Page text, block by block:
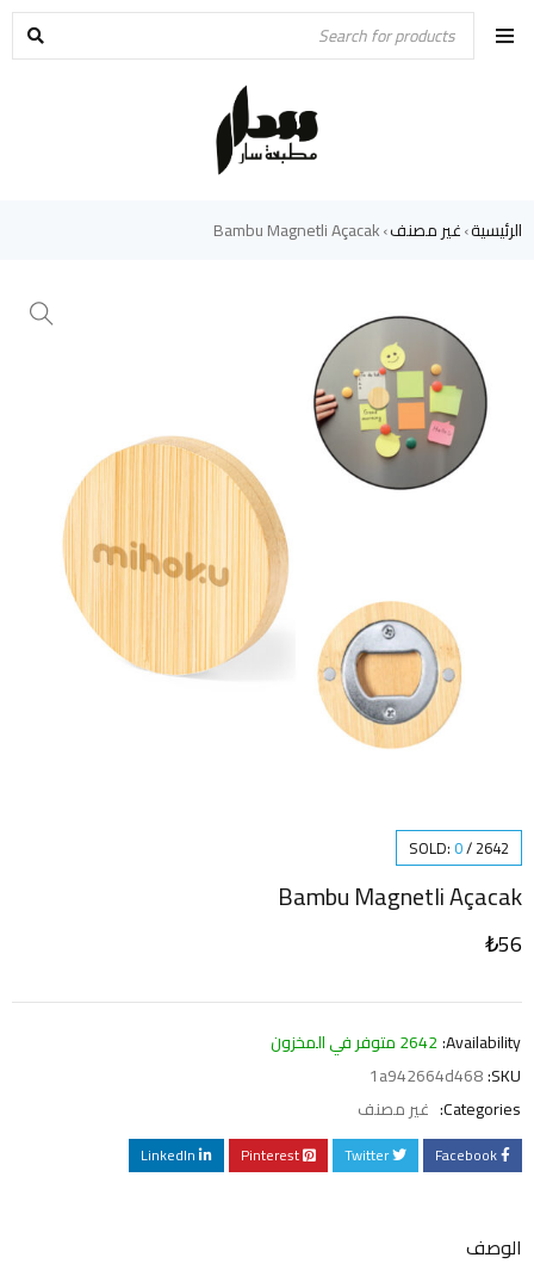
الرئيسية›غير مصنف›
Bambu Magnetli Açacak
SOLD: 0/2642
Bambu Magnetli Açacak
₺56
Availability: 2642 متوفر في المخزون
SKU:
1a942664d468
Categories: غير مصنف
Facebook
Twitter
Pinterest
LinkedIn
الوصف